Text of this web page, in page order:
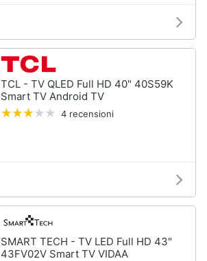
TCL - TV QLED Full HD 40" 40S59K
Smart TV Android TV
4 recensioni
SMART TECH - TV LED Full HD 43"
43FV02V Smart TV VIDAA